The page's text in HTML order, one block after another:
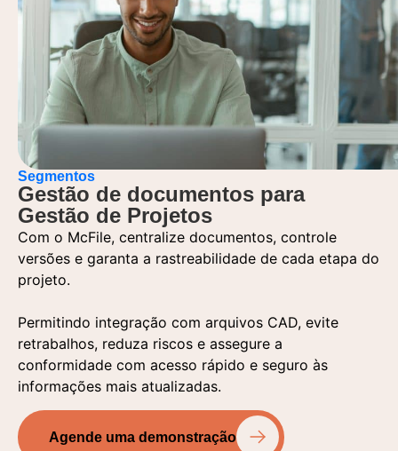
Segmentos
Gestão de documentos para
Gestão de Projetos
Com o McFile, centralize documentos, controle
versões e garanta a rastreabilidade de cada etapa do
projeto.
Permitindo integração com arquivos CAD, evite
retrabalhos, reduza riscos e assegure a
conformidade com acesso rápido e seguro às
informações mais atualizadas.
Agende uma demonstração